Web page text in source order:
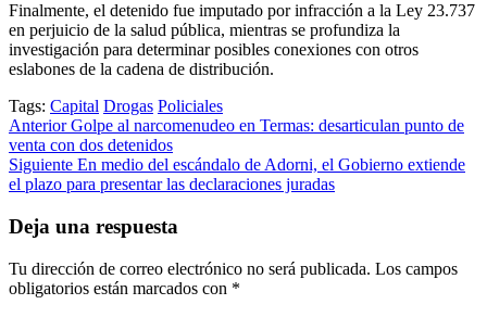
​Finalmente, el detenido fue imputado por infracción a la Ley 23.737
en perjuicio de la salud pública, mientras se profundiza la
investigación para determinar posibles conexiones con otros
eslabones de la cadena de distribución.
Tags: Capital Drogas Policiales
Post
navigation
Anterior​Golpe al narcomenudeo en Termas: desarticulan punto de
venta con dos detenidos
Siguiente En medio del escándalo de Adorni, el Gobierno extiende
el plazo para presentar las declaraciones juradas
Deja una respuesta
Tu dirección de correo electrónico no será publicada. Los campos
obligatorios están marcados con *